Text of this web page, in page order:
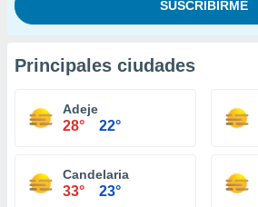
Principales ciudades
Adeje
28° 22°
Candelaria
33° 23°